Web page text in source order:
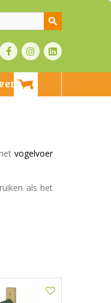
ons
vogelvoer
als het